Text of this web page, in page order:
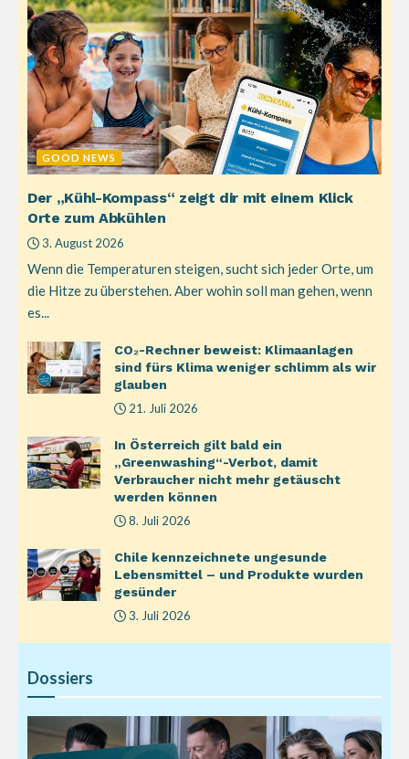
GOOD NEWS
Der „Kühl-Kompass“ zeigt dir mit einem Klick
Orte zum Abkühlen
3. August 2026
Wenn die Temperaturen steigen, sucht sich jeder Orte, um
die Hitze zu überstehen. Aber wohin soll man gehen, wenn
es...
CO₂-Rechner beweist: Klimaanlagen
sind fürs Klima weniger schlimm als wir
glauben
21. Juli 2026
In Österreich gilt bald ein
„Greenwashing“-Verbot, damit
Verbraucher nicht mehr getäuscht
werden können
8. Juli 2026
Chile kennzeichnete ungesunde
Lebensmittel – und Produkte wurden
gesünder
3. Juli 2026
Dossiers